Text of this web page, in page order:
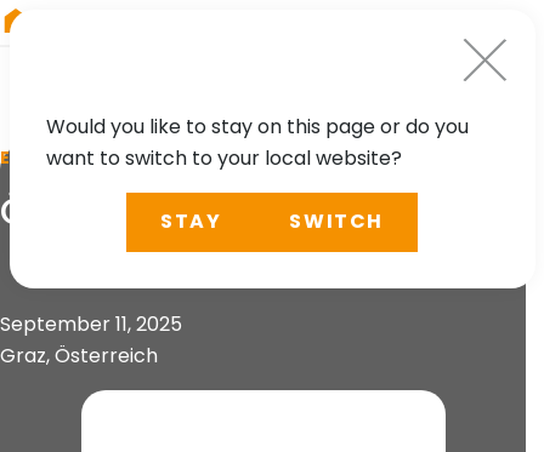
EVENT
ÖVG Fahrwegtagung
September 11, 2025
Graz, Österreich
Would you like to stay on this page or do you
want to switch to your local website?
STAY SWITCH